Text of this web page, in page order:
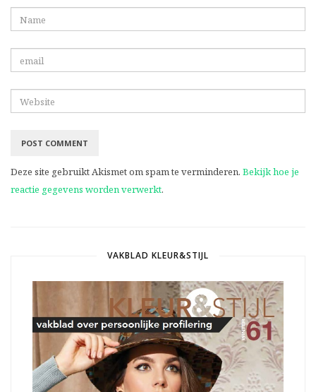
Deze site gebruikt Akismet om spam te verminderen. Bekijk hoe je
reactie gegevens worden verwerkt.
VAKBLAD KLEUR&STIJL